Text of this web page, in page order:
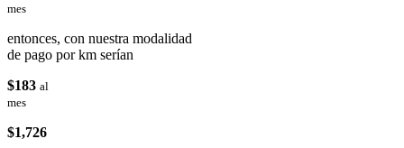
mes
entonces, con nuestra modalidad
de pago por km serían
$183 al
mes
$1,726